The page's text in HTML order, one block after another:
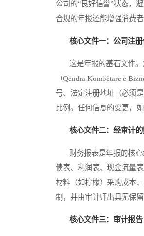
公司的“良好信誉”状态，
合规的年报还能增强消费
核心文件一：公司注
这是年报的基石文件。
（Qendra Kombëtare e
号、法定注册地址（必须
比例。任何信息的变更，
核心文件二：经审计
财务报表是年报的核心
债表、利润表、现金流量
材料（如柠檬）采购成本
制，并由审计师出具无保
核心文件三：审计报告